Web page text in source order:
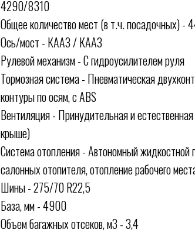
4290/8310
Общее количество мест (в т.ч. посадочных) -
Ось/мост - КААЗ / КААЗ
Рулевой механизм - С гидроусилителем руля
Тормозная система - Пневматическая
контуры по осям, с ABS
Вентиляция - Принудительная и
крыше)
Система отопления - Автономный жидкостной
салонных отопителя, отопление рабочего
Шины - 275/70 R22,5
База, мм - 4900
Объем багажных отсеков, м3 - 3,4